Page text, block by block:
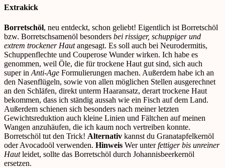
Extrakick
Borretschöl, neu entdeckt, schon geliebt! Eigentlich ist Borretschöl
bzw. Borretschsamenöl besonders bei rissiger, schuppiger und
extrem trockener Hautangesagt. Es soll auch bei Neurodermitis,
Schuppenflechte und Couperose Wunder wirken. Ich habe es
genommen, weil Öle, die für trockene Haut gut sind, sich auch
super in Anti-Age Formulierungen machen. Außerdem habe ich an
den Nasenflügeln, sowie von allen möglichen Stellen ausgerechnet
an den Schläfen, direkt unterm Haaransatz, derart trockene Haut
bekommen, dass ich ständig aussah wie ein Fisch auf dem Land.
Außerdem schienen sich besonders nach meiner letzten
Gewichtsreduktion auch kleine Linien und Fältchen auf meinen
Wangen anzuhäufen, die ich kaum noch vertreiben konnte.
Borretschöl tut den Trick! Alternativ kannst du Granatapfelkernöl
oder Avocadoöl verwenden. Hinweis Wer unterfettiger bis unreiner
Hautleidet, sollte das Borretschöl durch Johannisbeerkernöl
ersetzen.